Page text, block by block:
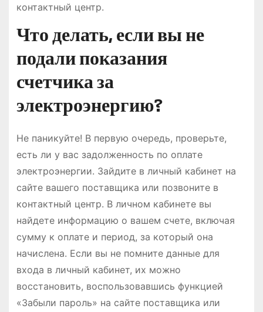
контактный центр.
Что делать, если вы не
подали показания
счетчика за
электроэнергию?
Не паникуйте! В первую очередь, проверьте,
есть ли у вас задолженность по оплате
электроэнергии. Зайдите в личный кабинет на
сайте вашего поставщика или позвоните в
контактный центр. В личном кабинете вы
найдете информацию о вашем счете, включая
сумму к оплате и период, за который она
начислена. Если вы не помните данные для
входа в личный кабинет, их можно
восстановить, воспользовавшись функцией
«Забыли пароль» на сайте поставщика или